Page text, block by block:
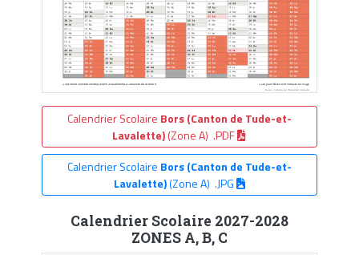
Calendrier Scolaire Bors (Canton de Tude-et-
Lavalette)(Zone A) .PDF
Calendrier Scolaire Bors (Canton de Tude-et-
Lavalette)(Zone A) .JPG
Calendrier Scolaire 2027-2028
ZONES A, B, C